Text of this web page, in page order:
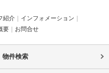
紹介
インフォメーション
要 お問合せ
物件検索